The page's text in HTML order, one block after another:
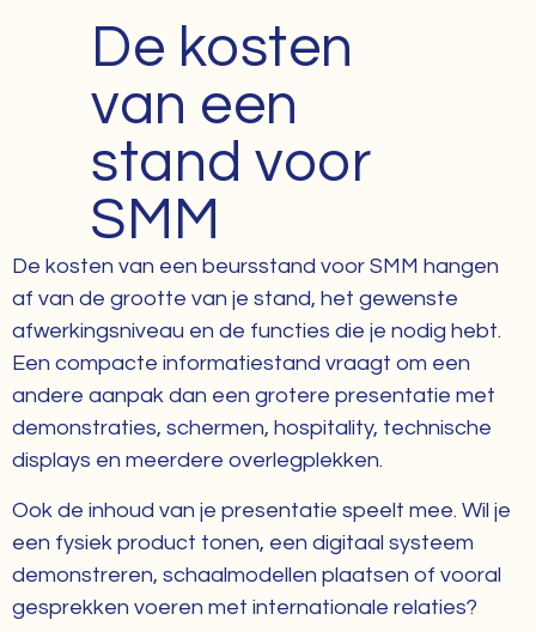
De kosten
van een
stand voor
SMM
De kosten van een beursstand voor SMM hangen
af van de grootte van je stand, het gewenste
afwerkingsniveau en de functies die je nodig hebt.
Een compacte informatiestand vraagt om een
andere aanpak dan een grotere presentatie met
demonstraties, schermen, hospitality, technische
displays en meerdere overlegplekken.
Ook de inhoud van je presentatie speelt mee. Wil je
een fysiek product tonen, een digitaal systeem
demonstreren, schaalmodellen plaatsen of vooral
gesprekken voeren met internationale relaties?